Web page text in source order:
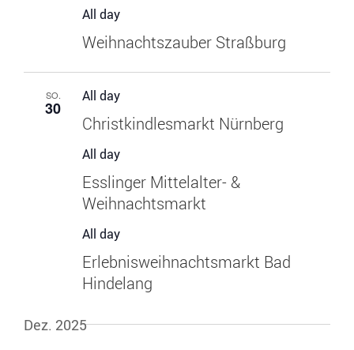
All day
Weihnachtszauber Straßburg
SO.
30
All day
Christkindlesmarkt Nürnberg
All day
Esslinger Mittelalter- &
Weihnachtsmarkt
All day
Erlebnisweihnachtsmarkt Bad
Hindelang
Dez. 2025